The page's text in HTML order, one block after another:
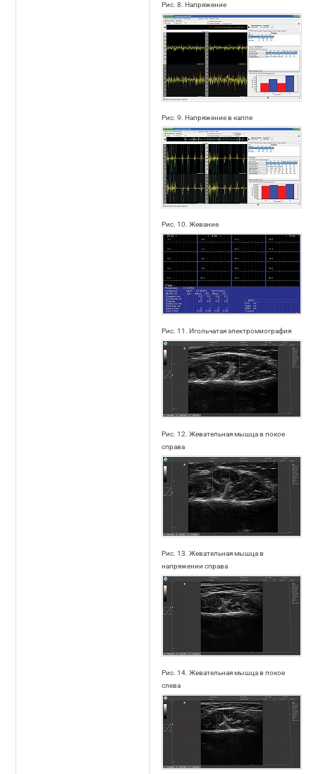
Рис. 8. Напряжение
Рис. 9. Напряжение в каппе
Рис. 10. Жевание
Рис. 11. Игольчатая электромиография
Рис. 12. Жевательная мышца в покое
справа
Рис. 13. Жевательная мышца в
напряжении справа
Рис. 14. Жевательная мышца в покое
слева